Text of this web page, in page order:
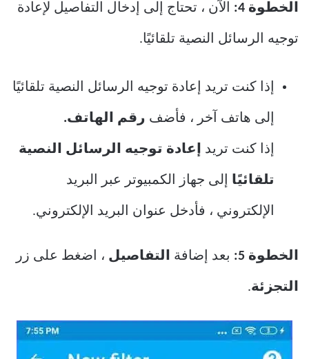
الخطوة 4: الآن ، تحتاج إلى إدخال التفاصيل لإعادة
توجيه الرسائل النصية تلقائيًا.
إذا كنت تريد إعادة توجيه الرسائل النصية تلقائيًا
إلى هاتف آخر ، فأضف رقم الهاتف.
إذا كنت تريد إعادة توجيه الرسائل النصية
تلقائيًا إلى جهاز الكمبيوتر عبر البريد
الإلكتروني ، فأدخل عنوان البريد الإلكتروني.
الخطوة 5: بعد إضافة التفاصيل ، اضغط على زر
التجزئة.